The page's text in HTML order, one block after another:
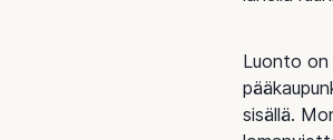
Luonto
sisällä.